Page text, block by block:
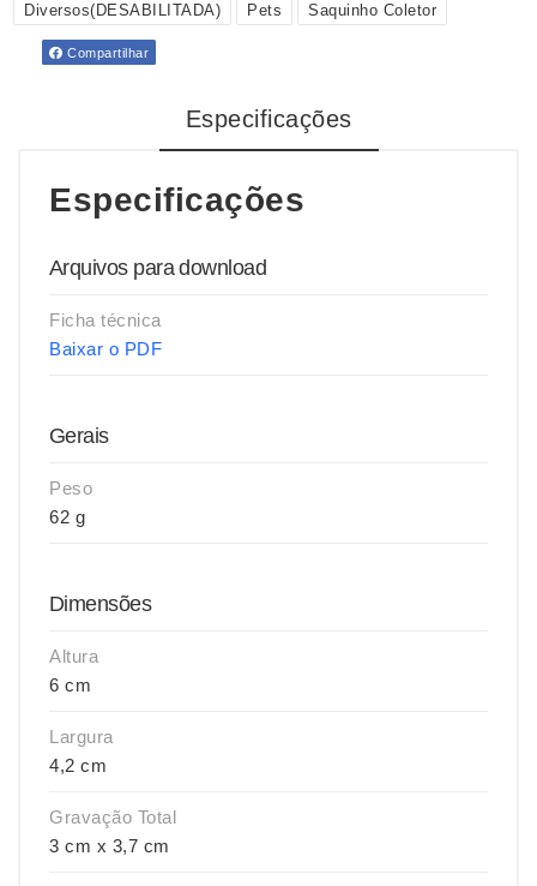
Diversos(DESABILITADA) Pets Saquinho Coletor
Compartilhar
Especificações
Especificações
Arquivos para download
Ficha técnica
Baixar o PDF
Gerais
Peso
62 g
Dimensões
Altura
6 cm
Largura
4,2 cm
Gravação Total
3 cm x 3,7 cm